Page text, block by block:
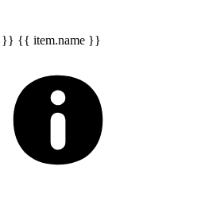
}} {{ item.name }}